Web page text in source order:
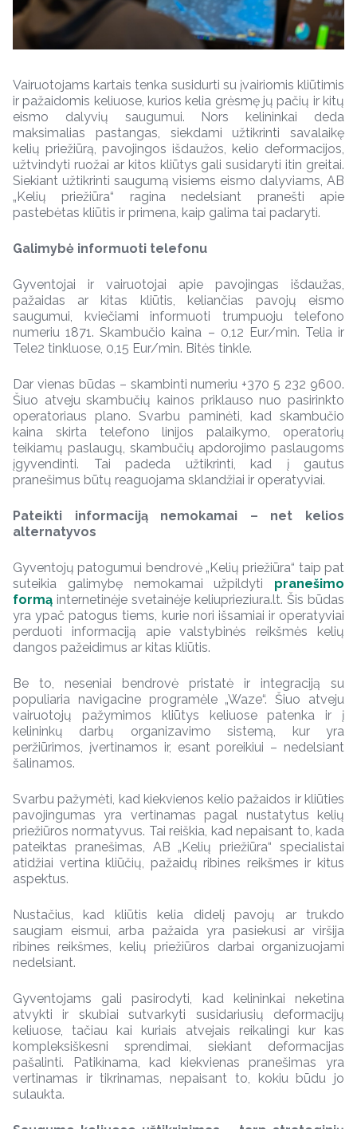
Vairuotojams kartais tenka susidurti su įvairiomis kliūtimis
ir pažaidomis keliuose, kurios kelia grėsmę jų pačių ir kitų
eismo dalyvių saugumui. Nors kelininkai deda
maksimalias pastangas, siekdami užtikrinti savalaikę
kelių priežiūrą, pavojingos išdaužos, kelio deformacijos,
užtvindyti ruožai ar kitos kliūtys gali susidaryti itin greitai.
Siekiant užtikrinti saugumą visiems eismo dalyviams, AB
„Kelių priežiūra“ ragina nedelsiant pranešti apie
pastebėtas kliūtis ir primena, kaip galima tai padaryti.
Galimybė informuoti telefonu
Gyventojai ir vairuotojai apie pavojingas išdaužas,
pažaidas ar kitas kliūtis, keliančias pavojų eismo
saugumui, kviečiami informuoti trumpuoju telefono
numeriu 1871. Skambučio kaina – 0,12 Eur/min. Telia ir
Tele2 tinkluose, 0,15 Eur/min. Bitės tinkle.
Dar vienas būdas – skambinti numeriu +370 5 232 9600.
Šiuo atveju skambučių kainos priklauso nuo pasirinkto
operatoriaus plano. Svarbu paminėti, kad skambučio
kaina skirta telefono linijos palaikymo, operatorių
teikiamų paslaugų, skambučių apdorojimo paslaugoms
įgyvendinti. Tai padeda užtikrinti, kad į gautus
pranešimus būtų reaguojama sklandžiai ir operatyviai.
Pateikti informaciją nemokamai – net kelios
alternatyvos
Gyventojų patogumui bendrovė „Kelių priežiūra“ taip pat
suteikia galimybę nemokamai užpildyti pranešimo
formą internetinėje svetainėje keliuprieziura.lt. Šis būdas
yra ypač patogus tiems, kurie nori išsamiai ir operatyviai
perduoti informaciją apie valstybinės reikšmės kelių
dangos pažeidimus ar kitas kliūtis.
Be to, neseniai bendrovė pristatė ir integraciją su
populiaria navigacine programėle „Waze“. Šiuo atveju
vairuotojų pažymimos kliūtys keliuose patenka ir į
kelininkų darbų organizavimo sistemą, kur yra
peržiūrimos, įvertinamos ir, esant poreikiui – nedelsiant
šalinamos.
Svarbu pažymėti, kad kiekvienos kelio pažaidos ir kliūties
pavojingumas yra vertinamas pagal nustatytus kelių
priežiūros normatyvus. Tai reiškia, kad nepaisant to, kada
pateiktas pranešimas, AB „Kelių priežiūra“ specialistai
atidžiai vertina kliūčių, pažaidų ribines reikšmes ir kitus
aspektus.
Nustačius, kad kliūtis kelia didelį pavojų ar trukdo
saugiam eismui, arba pažaida yra pasiekusi ar viršija
ribines reikšmes, kelių priežiūros darbai organizuojami
nedelsiant.
Gyventojams gali pasirodyti, kad kelininkai neketina
atvykti ir skubiai sutvarkyti susidariusių deformacijų
keliuose, tačiau kai kuriais atvejais reikalingi kur kas
kompleksiškesni sprendimai, siekiant deformacijas
pašalinti. Patikinama, kad kiekvienas pranešimas yra
vertinamas ir tikrinamas, nepaisant to, kokiu būdu jo
sulaukta.